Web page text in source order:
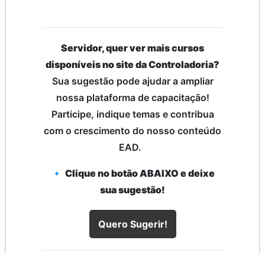
Servidor, quer ver mais cursos
disponíveis no site da Controladoria?
Sua sugestão pode ajudar a ampliar
nossa plataforma de capacitação!
Participe, indique temas e contribua
com o crescimento do nosso conteúdo
EAD.
🔹 Clique no botão ABAIXO e deixe
sua sugestão!
Quero Sugerir!